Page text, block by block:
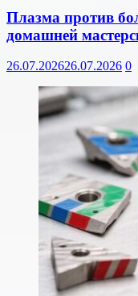
Плазма против
домашней
26.07.202626.07.2026 0